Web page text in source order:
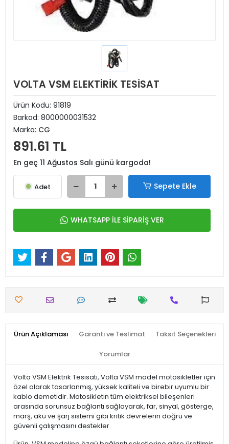
VOLTA VSM ELEKTİRİK TESİSAT
Ürün Kodu: 91819
Barkod: 8000000031532
Marka: CG
891.61 TL
En geç 11 Ağustos Salı günü kargoda!
Adet Sepete Ekle
WHATSAPP İLE SİPARİŞ VER
Ürün Açıklaması Garanti ve Teslimat Taksit Seçenekleri
Yorumlar
Volta VSM Elektrik Tesisatı, Volta VSM model motosikletler için
özel olarak tasarlanmış, yüksek kaliteli ve birebir uyumlu bir
kablo demetidir. Motosikletin tüm elektriksel bileşenleri
arasında sorunsuz bağlantı sağlayarak, far, sinyal, gösterge,
marş, akü ve şarj sistemi gibi kritik devrelerin doğru ve
güvenli çalışmasını destekler.